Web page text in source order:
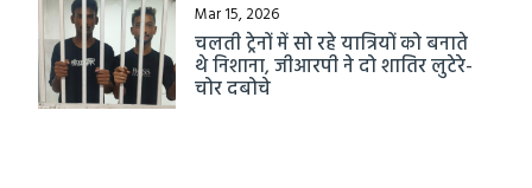
Mar 15, 2026
चलती ट्रेनों में सो रहे यात्रियों को बनाते
थे निशाना, जीआरपी ने दो शातिर लुटेरे-
चोर दबोचे